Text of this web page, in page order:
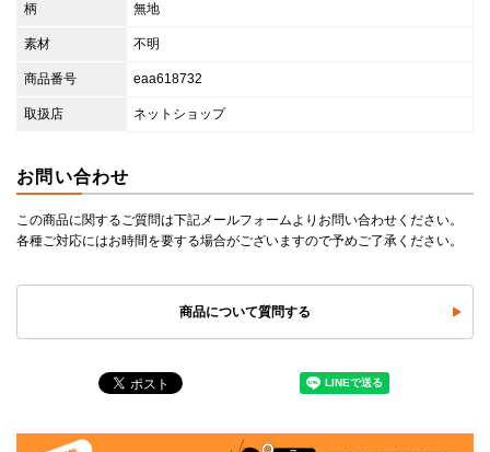
柄 無地
素材 不明
商品番号 eaa618732
取扱店 ネットショップ
お問い合わせ
この商品に関するご質問は下記メールフォームよりお問い合わせください。
各種ご対応にはお時間を要する場合がございますので予めご了承ください。
商品について質問する